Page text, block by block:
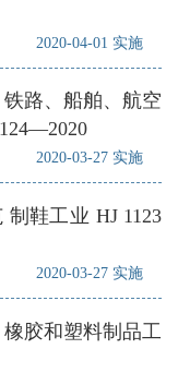
2020-04-01 实施
路、船舶、航空
2020-03-27 实施
鞋工业 HJ 1123
2020-03-27 实施
胶和塑料制品工